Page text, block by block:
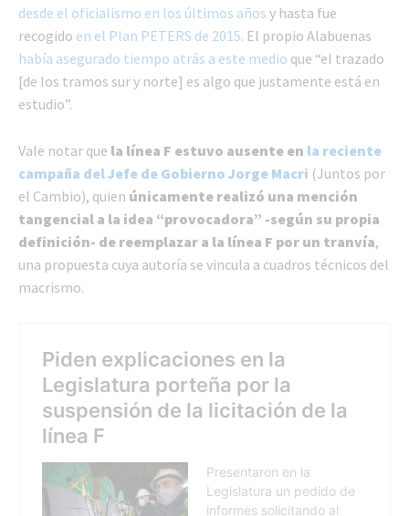
desde el oficialismo en los últimos años y hasta fue
recogido en el Plan PETERS de 2015. El propio Alabuenas
había asegurado tiempo atrás a este medio que “el trazado
[de los tramos sur y norte] es algo que justamente está en
estudio”.
Vale notar que la línea F estuvo ausente en la reciente
campaña del Jefe de Gobierno Jorge Macri (Juntos por
el Cambio), quien únicamente realizó una mención
tangencial a la idea “provocadora” -según su propia
definición- de reemplazar a la línea F por un tranvía,
una propuesta cuya autoría se vincula a cuadros técnicos del
macrismo.